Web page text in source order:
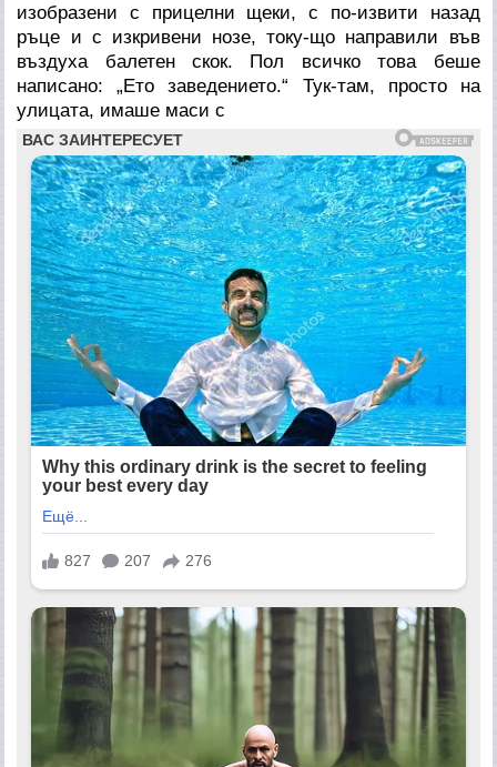
изобразени с прицелни щеки, с по-извити назад
ръце и с изкривени нозе, току-що направили във
въздуха балетен скок. Пол всичко това беше
написано: „Ето заведението.“ Тук-там, просто на
улицата, имаше маси с